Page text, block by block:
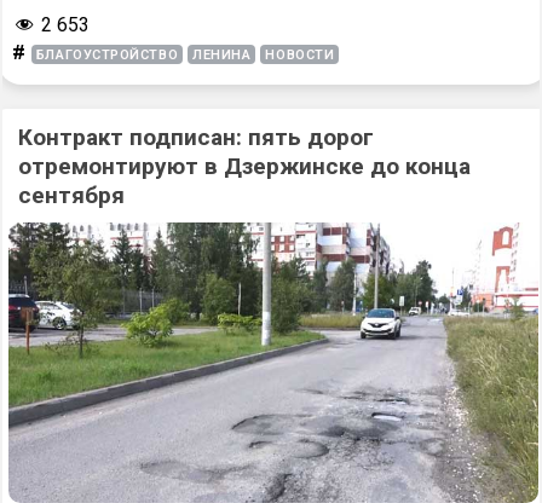
2 653
# БЛАГОУСТРОЙСТВО ЛЕНИНА НОВОСТИ
Контракт подписан: пять дорог
отремонтируют в Дзержинске до конца
сентября